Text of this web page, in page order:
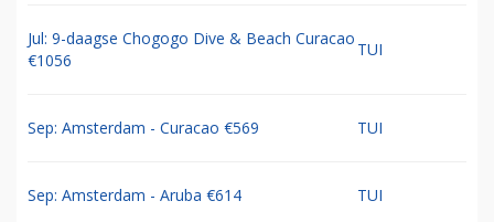
Jul: 9-daagse Chogogo Dive & Beach Curacao
€1056
TUI
Sep: Amsterdam - Curacao €569 TUI
Sep: Amsterdam - Aruba €614 TUI